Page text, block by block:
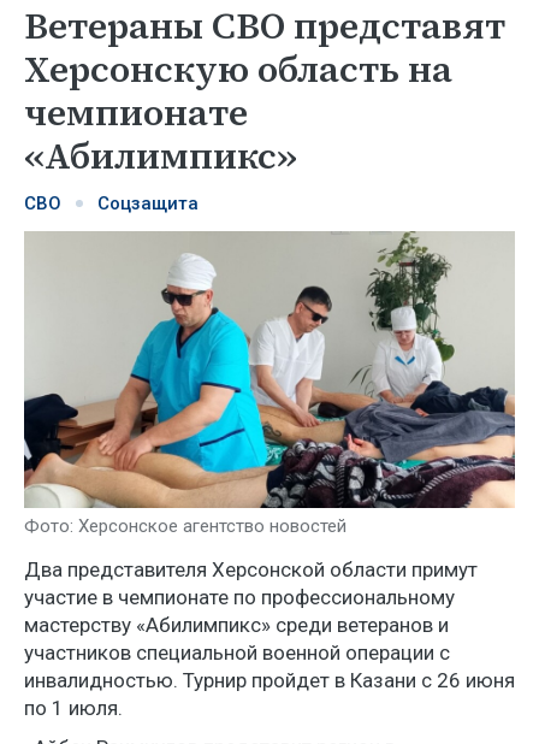
Ветераны СВО представят
Херсонскую область на
чемпионате
«Абилимпикс»
СВО Соцзащита
Фото: Херсонское агентство новостей
Два представителя Херсонской области примут
участие в чемпионате по профессиональному
мастерству «Абилимпикс» среди ветеранов и
участников специальной военной операции с
инвалидностью. Турнир пройдет в Казани с 26 июня
по 1 июля.